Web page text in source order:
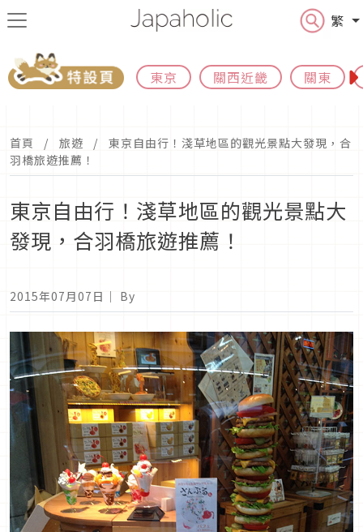
繁
東京 關西近畿 關東
首頁 旅遊
東京自由行！淺草地區的觀光景點大發現，合
羽橋旅遊推薦！
東京自由行！淺草地區的觀光景點大
發現，合羽橋旅遊推薦！
2015年07月07日 ｜ By